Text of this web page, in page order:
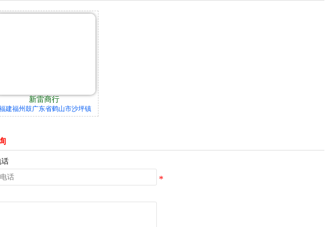
新雷商行
建福州鼓广东省鹤山市沙坪镇
话